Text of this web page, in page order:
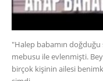
"Halep babamın doğduğu
mebusu ile evlenmişti.
birçok kişinin ailesi